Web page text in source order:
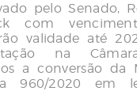
pelo Senado,
com
validade até
na
a conversão da
960/2020 em